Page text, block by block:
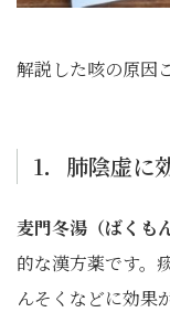
解説した咳の原因
1．肺陰虚に
麦門冬湯（ばくも
的な漢方薬です。
んそくなどに効果